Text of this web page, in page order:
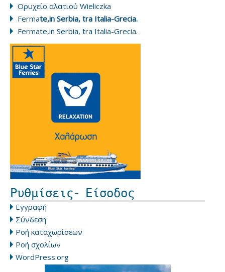
Ορυχείο αλατιού Wieliczka
Fermate,in Serbia, tra Italia-Grecia.
Fermate,in Serbia, tra Italia-Grecia.
Ρυθμίσεις- Είσοδος
Εγγραφή
Σύνδεση
Ροή καταχωρίσεων
Ροή σχολίων
WordPress.org